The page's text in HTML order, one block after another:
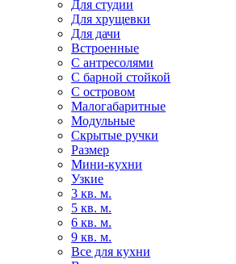
Для студии
Для хрущевки
Для дачи
Встроенные
С антресолями
С барной стойкой
С островом
Малогабаритные
Модульные
Скрытые ручки
Размер
Мини-кухни
Узкие
3 кв. м.
5 кв. м.
6 кв. м.
9 кв. м.
Все для кухни